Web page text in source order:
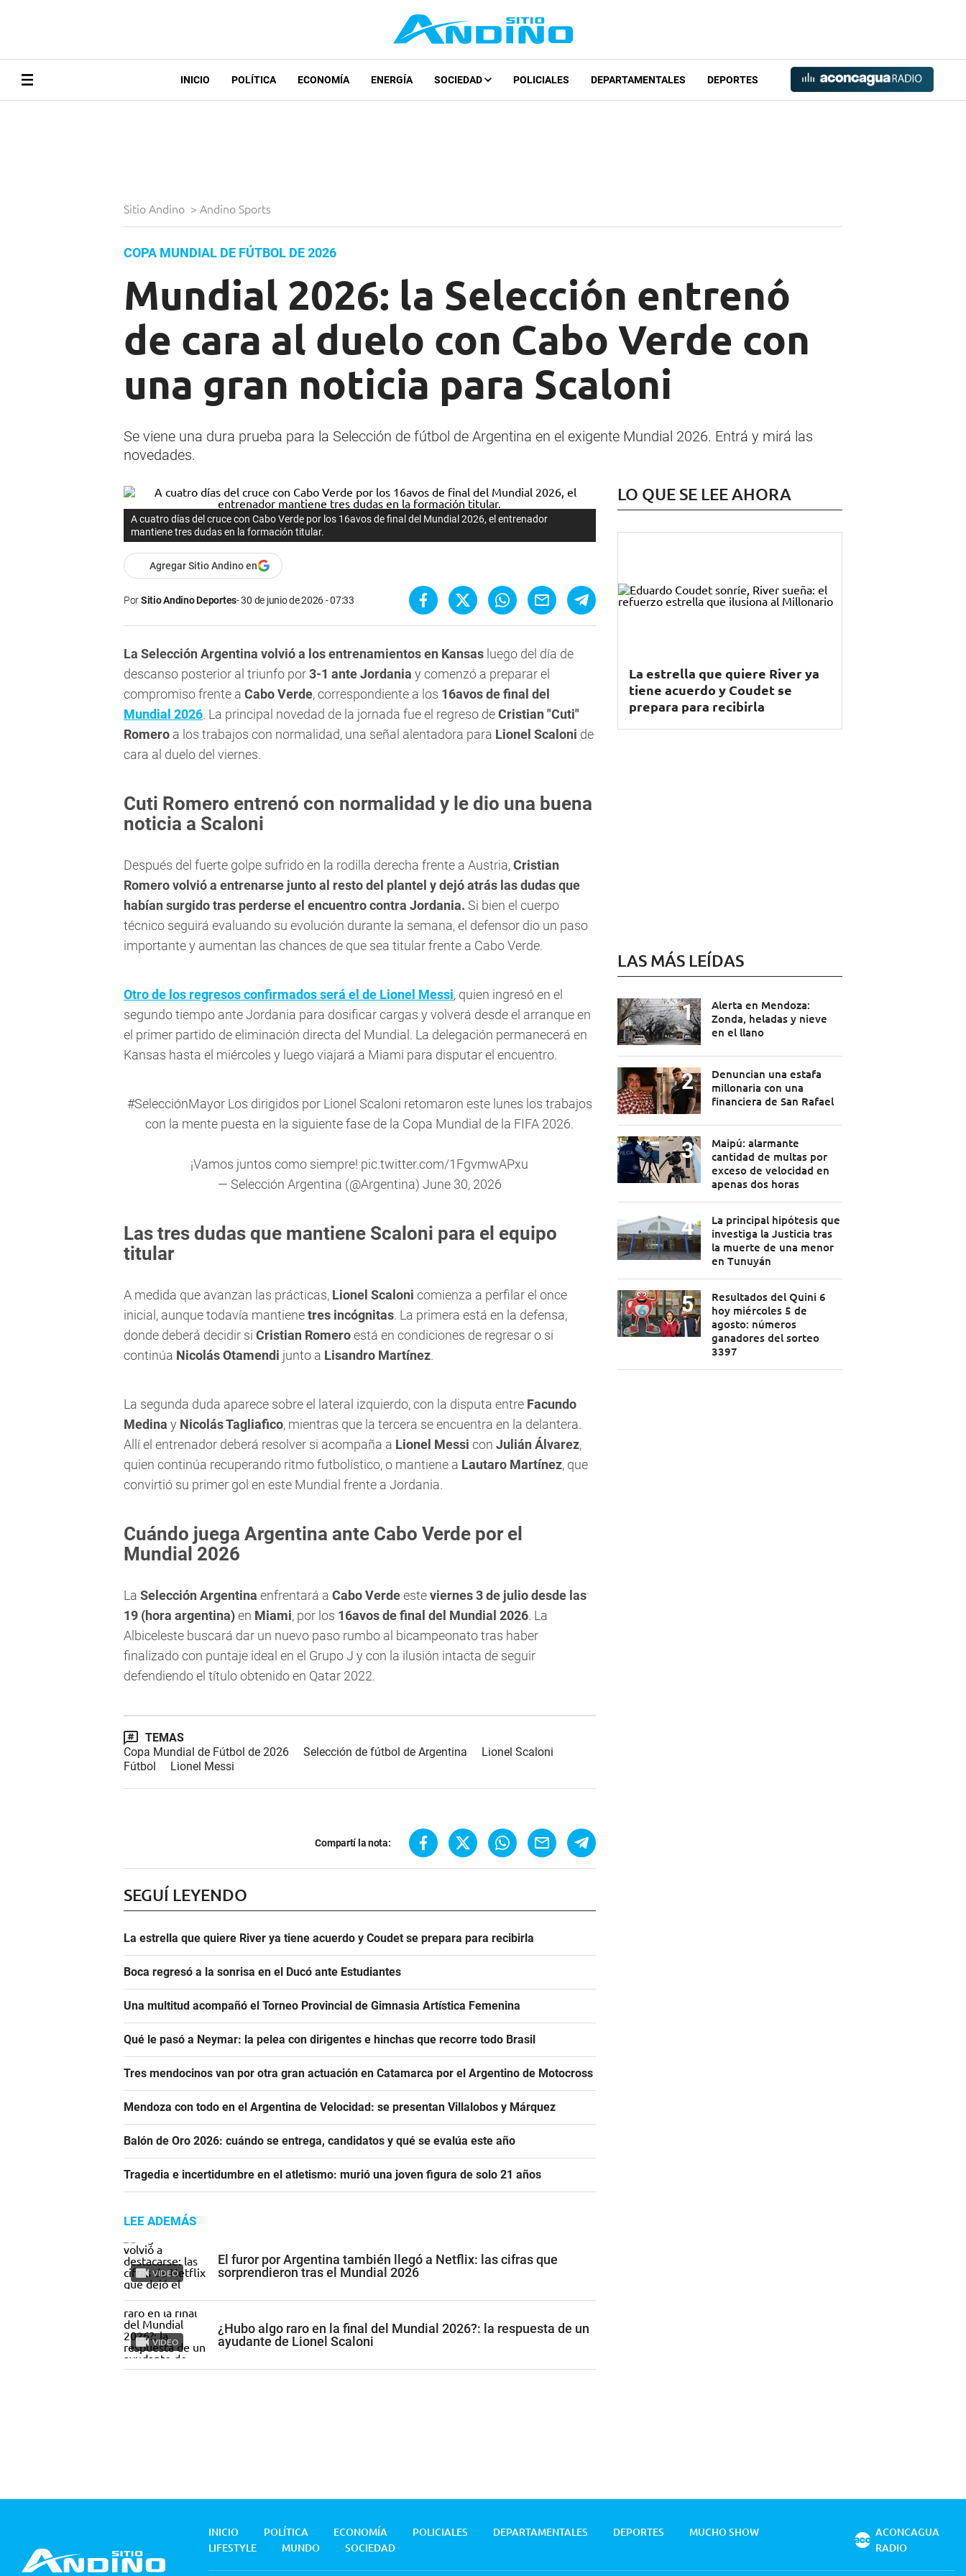
INICIO POLÍTICA ECONOMÍA ENERGÍA SOCIEDAD POLICIALES DEPARTAMENTALES DEPORTES
Sitio Andino > Andino Sports
COPA MUNDIAL DE FÚTBOL DE 2026
Mundial 2026: la Selección entrenó
de cara al duelo con Cabo Verde con
una gran noticia para Scaloni
Se viene una dura prueba para la Selección de fútbol de Argentina en el exigente Mundial 2026. Entrá y mirá las
novedades.
A cuatro días del cruce con Cabo Verde por los 16avos de final del Mundial 2026, el entrenador
mantiene tres dudas en la formación titular.
Agregar Sitio Andino en
PorSitio Andino Deportes 30 de junio de 2026 - 07:33
La Selección Argentina volvió a los entrenamientos en Kansas luego del día de
descanso posterior al triunfo por3-1 ante Jordania y comenzó a preparar el
compromiso frente a Cabo Verde, correspondiente a los 16avos de final del
Mundial 2026. La principal novedad de la jornada fue el regreso deCristian "Cuti"
Romero a los trabajos con normalidad, una señal alentadora para Lionel Scaloni de
cara al duelo del viernes.
Cuti Romero entrenó con normalidad y le dio una buena
noticia a Scaloni
Después del fuerte golpe sufrido en la rodilla derecha frente a Austria,Cristian
Romero volvió a entrenarse junto al resto del plantel y dejó atrás las dudas que
habían surgido tras perderse el encuentro contra Jordania. Si bien el cuerpo
técnico seguirá evaluando su evolución durante la semana, el defensor dio un paso
importante y aumentan las chances de que sea titular frente a Cabo Verde.
Otro de los regresos confirmados será el de Lionel Messi, quien ingresó en el
segundo tiempo ante Jordania para dosificar cargas y volverá desde el arranque en
el primer partido de eliminación directa del Mundial. La delegación permanecerá en
Kansas hasta el miércoles y luego viajará a Miami para disputar el encuentro.
#SelecciónMayorLos dirigidos por Lionel Scaloni retomaron este lunes los trabajos
con la mente puesta en la siguiente fase de la Copa Mundial de la FIFA 2026.
¡Vamos juntos como siempre! pic.twitter.com/1FgvmwAPxu
— Selección Argentina (@Argentina) June 30, 2026
Las tres dudas que mantiene Scaloni para el equipo
titular
A medida que avanzan las prácticas, Lionel Scaloni comienza a perfilar el once
inicial, aunque todavía mantienetres incógnitas. La primera está en la defensa,
donde deberá decidir si Cristian Romeroestá en condiciones de regresar o si
continúa Nicolás Otamendi junto a Lisandro Martínez.
La segunda duda aparece sobre el lateral izquierdo, con la disputa entre Facundo
Medina y Nicolás Tagliafico, mientras que la tercera se encuentra en la delantera.
Allí el entrenador deberá resolver si acompaña a Lionel Messi con Julián Álvarez,
quien continúa recuperando ritmo futbolístico, o mantiene a Lautaro Martínez, que
convirtió su primer gol en este Mundial frente a Jordania.
Cuándo juega Argentina ante Cabo Verde por el
Mundial 2026
La Selección Argentina enfrentará a Cabo Verdeesteviernes 3 de julio desde las
19 (hora argentina)en Miami, por los 16avos de final del Mundial 2026. La
Albiceleste buscará dar un nuevo paso rumbo al bicampeonato tras haber
finalizado con puntaje ideal en el Grupo J y con la ilusión intacta de seguir
defendiendo el título obtenido en Qatar 2022.
TEMAS
Copa Mundial de Fútbol de 2026
Selección de fútbol de Argentina
Lionel Scaloni
Fútbol
Lionel Messi
Compartí la nota:
SEGUÍ LEYENDO
La estrella que quiere River ya tiene acuerdo y Coudet se prepara para recibirla
Boca regresó a la sonrisa en el Ducó ante Estudiantes
Una multitud acompañó el Torneo Provincial de Gimnasia Artística Femenina
Qué le pasó a Neymar: la pelea con dirigentes e hinchas que recorre todo Brasil
Tres mendocinos van por otra gran actuación en Catamarca por el Argentino de Motocross
Mendoza con todo en el Argentina de Velocidad: se presentan Villalobos y Márquez
Balón de Oro 2026: cuándo se entrega, candidatos y qué se evalúa este año
Tragedia e incertidumbre en el atletismo: murió una joven figura de solo 21 años
LEE ADEMÁS
VIDEO
El furor por Argentina también llegó a Netflix: las cifras que
sorprendieron tras el Mundial 2026
VIDEO
¿Hubo algo raro en la final del Mundial 2026?: la respuesta de un
ayudante de Lionel Scaloni
LO QUE SE LEE AHORA
La estrella que quiere River ya
tiene acuerdo y Coudet se
prepara para recibirla
LAS MÁS LEÍDAS
Alerta en Mendoza:
Zonda, heladas y nieve
en el llano
Denuncian una estafa
millonaria con una
financiera de San Rafael
Maipú: alarmante
cantidad de multas por
exceso de velocidad en
apenas dos horas
La principal hipótesis que
investiga la Justicia tras
la muerte de una menor
en Tunuyán
Resultados del Quini 6
hoy miércoles 5 de
agosto: números
ganadores del sorteo
3397
INICIO POLÍTICA ECONOMÍA POLICIALES DEPARTAMENTALES DEPORTES
MUCHO SHOW
LIFESTYLE
MUNDO SOCIEDAD
ACONCAGUA
RADIO